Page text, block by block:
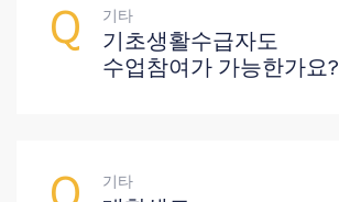
기타
기초생활수급자도
수업참여가 가능한가요?
기타